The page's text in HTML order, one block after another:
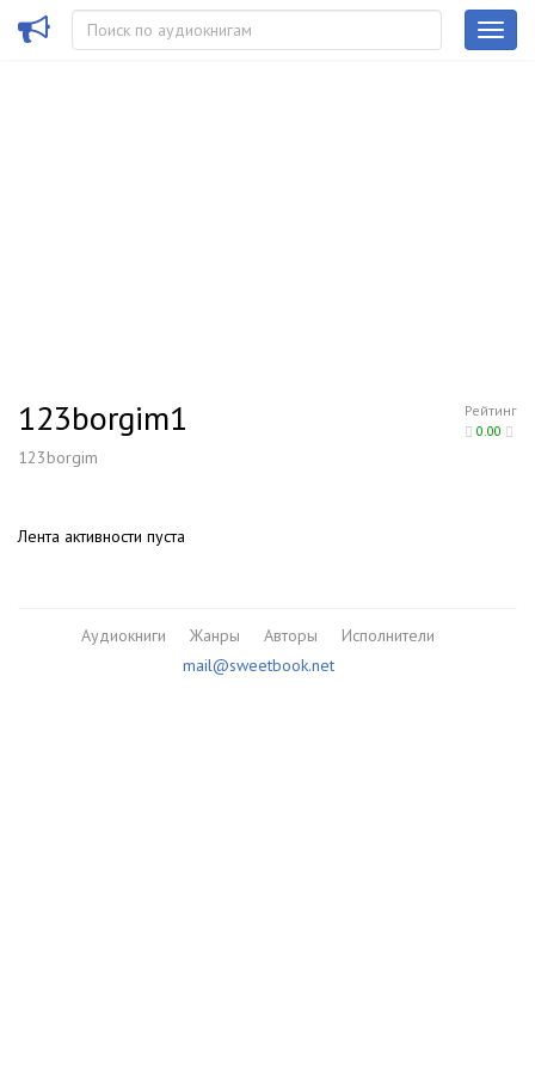
Рейтинг
0.00
123borgim1
123borgim
Лента активности пуста
Аудиокниги Жанры Авторы
Исполнители
mail@sweetbook.net